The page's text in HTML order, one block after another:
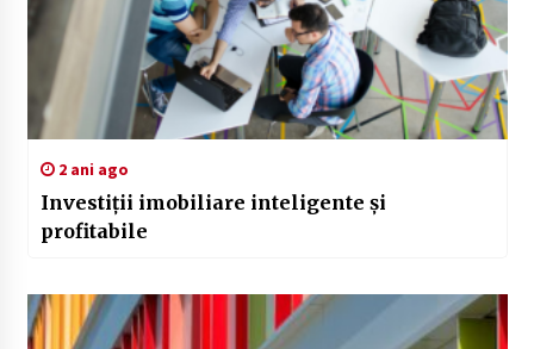
2 ani ago
Investiții imobiliare inteligente și
profitabile